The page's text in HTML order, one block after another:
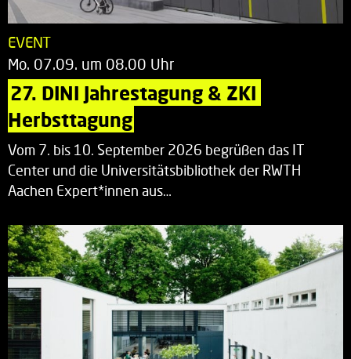
EVENT
Mo. 07.09. um 08.00 Uhr
27. DINI Jahrestagung & ZKI
Herbsttagung
Vom 7. bis 10. September 2026 begrüßen das IT
Center und die Universitätsbibliothek der RWTH
Aachen Expert*innen aus…